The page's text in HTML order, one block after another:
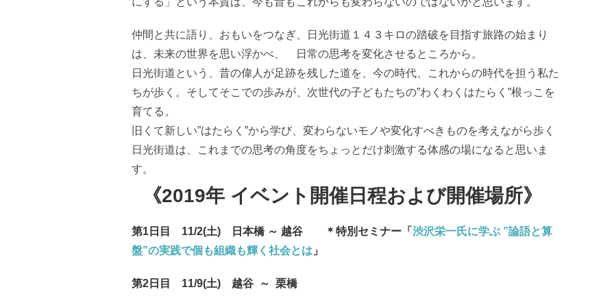
仲間と共に語り、おもいをつなぎ、日光街道１４３キロの踏破を目指す旅路の始まり
は、未来の世界を思い浮かべ、 日常の思考を変化させるところから。
日光街道という、昔の偉人が足跡を残した道を、今の時代、これからの時代を担う私た
ちが歩く。そしてそこでの歩みが、次世代の子どもたちの”わくわくはたらく”根っこを
育てる。
旧くて新しい”はたらく”から学び、変わらないモノや変化すべきものを考えながら歩く
日光街道は、これまでの思考の角度をちょっとだけ刺激する体感の場になると思いま
す。
《2019年 イベント開催日程および開催場所》
第1日目 11/2(土) 日本橋 ～ 越谷 ＊特別セミナー「 渋沢栄一氏に学ぶ ”論語と算
盤”の実践で個も組織も輝く社会とは 」
第2日目 11/9(土) 越谷 ～ 栗橋